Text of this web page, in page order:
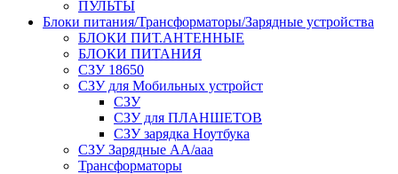
ПУЛЬТЫ
Блоки питания/Трансформаторы/Зарядные устройства
БЛОКИ ПИТ.АНТЕННЫЕ
БЛОКИ ПИТАНИЯ
СЗУ 18650
СЗУ для Мобильных устройст
СЗУ
СЗУ для ПЛАНШЕТОВ
СЗУ зарядка Ноутбука
СЗУ Зарядные АА/ааа
Трансформаторы